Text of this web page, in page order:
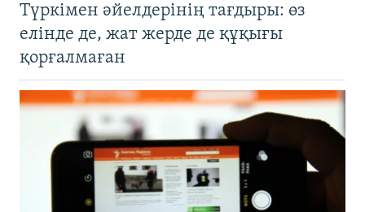
Түркімен әйелдерінің тағдыры: өз
елінде де, жат жерде де құқығы
қорғалмаған